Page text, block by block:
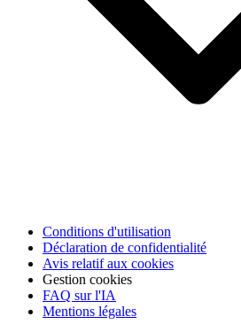
Conditions d'utilisation
Déclaration de confidentialité
Avis relatif aux cookies
Gestion cookies
FAQ sur l'IA
Mentions légales